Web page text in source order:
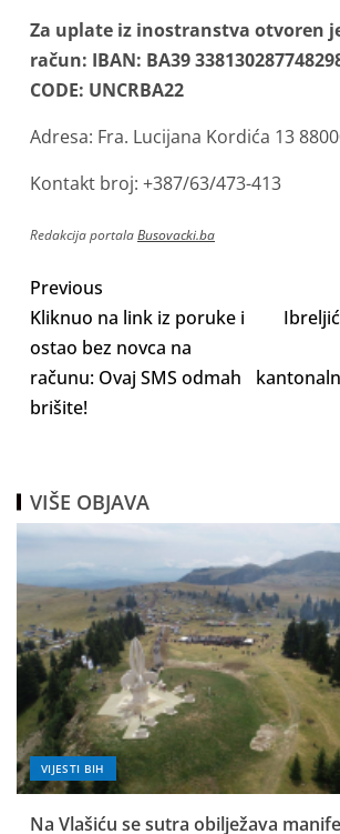
Za uplate iz inostranstva otvoren
račun: IBAN: BA39
CODE: UNCRBA22
Adresa: Fra. Lucijana Kordića 13
Kontakt broj: +387/63/473-413
Redakcija portalaBusovacki.ba
Previous
Kliknuo na link iz poruke i
ostao bez novca na
računu: Ovaj SMS odmah
brišite!
VIŠE OBJAVA
VIJESTI BIH
Na Vlašiću se sutra obilježava